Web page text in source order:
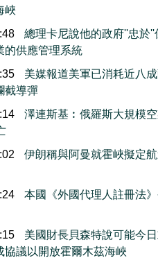
峽
總理卡尼說他的政府''忠於''
的供應管理系統
美媒報道美軍已消耗近八
截導彈
澤連斯基︰俄羅斯大規模
伊朗稱與阿曼就霍峽擬定
本國《外國代理人註冊法
美國財長貝森特說可能今
協議以開放霍爾木茲海峽